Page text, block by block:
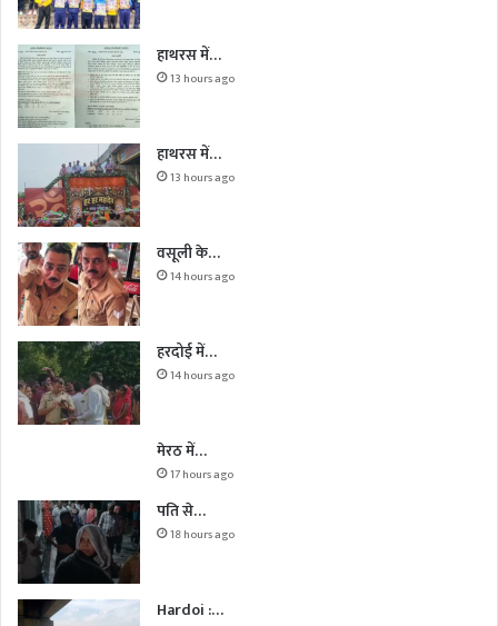
हाथरस में…
13 hours ago
हाथरस में…
13 hours ago
वसूली के…
14 hours ago
हरदोई में…
14 hours ago
मेरठ में…
17 hours ago
पति से…
18 hours ago
Hardoi :…